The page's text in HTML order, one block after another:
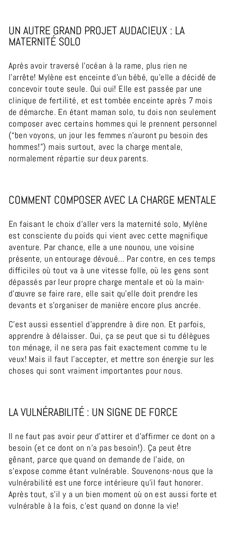
UN AUTRE GRAND PROJET AUDACIEUX : LA
MATERNITÉ SOLO
Après avoir traversé l’océan à la rame, plus rien ne
l’arrête! Mylène est enceinte d’un bébé, qu’elle a décidé de
concevoir toute seule. Oui oui! Elle est passée par une
clinique de fertilité, et est tombée enceinte après 7 mois
de démarche. En étant maman solo, tu dois non seulement
composer avec certains hommes qui le prennent personnel
(“ben voyons, un jour les femmes n’auront pu besoin des
hommes!”) mais surtout, avec la charge mentale,
normalement répartie sur deux parents.
COMMENT COMPOSER AVEC LA CHARGE MENTALE
En faisant le choix d’aller vers la maternité solo, Mylène
est consciente du poids qui vient avec cette magnifique
aventure. Par chance, elle a une nounou, une voisine
présente, un entourage dévoué… Par contre, en ces temps
difficiles où tout va à une vitesse folle, où les gens sont
dépassés par leur propre charge mentale et où la main-
d'œuvre se faire rare, elle sait qu’elle doit prendre les
devants et s’organiser de manière encore plus ancrée.
C’est aussi essentiel d’apprendre à dire non. Et parfois,
apprendre à délaisser. Oui, ça se peut que si tu délègues
ton ménage, il ne sera pas fait exactement comme tu le
veux! Mais il faut l’accepter, et mettre son énergie sur les
choses qui sont vraiment importantes pour nous.
LA VULNÉRABILITÉ : UN SIGNE DE FORCE
Il ne faut pas avoir peur d’attirer et d’affirmer ce dont on a
besoin (et ce dont on n’a pas besoin!). Ça peut être
gênant, parce que quand on demande de l'aide, on
s’expose comme étant vulnérable. Souvenons-nous que la
vulnérabilité est une force intérieure qu’il faut honorer.
Après tout, s’il y a un bien moment où on est aussi forte et
vulnérable à la fois, c’est quand on donne la vie!